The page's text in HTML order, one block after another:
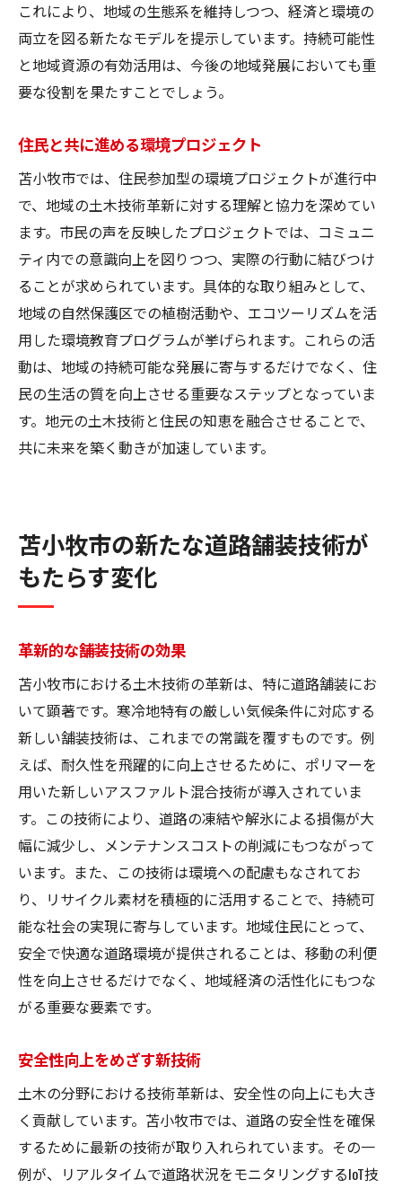
これにより、地域の生態系を維持しつつ、経済と環境の
両立を図る新たなモデルを提示しています。持続可能性
と地域資源の有効活用は、今後の地域発展においても重
要な役割を果たすことでしょう。
住民と共に進める環境プロジェクト
苫小牧市では、住民参加型の環境プロジェクトが進行中
で、地域の土木技術革新に対する理解と協力を深めてい
ます。市民の声を反映したプロジェクトでは、コミュニ
ティ内での意識向上を図りつつ、実際の行動に結びつけ
ることが求められています。具体的な取り組みとして、
地域の自然保護区での植樹活動や、エコツーリズムを活
用した環境教育プログラムが挙げられます。これらの活
動は、地域の持続可能な発展に寄与するだけでなく、住
民の生活の質を向上させる重要なステップとなっていま
す。地元の土木技術と住民の知恵を融合させることで、
共に未来を築く動きが加速しています。
苫小牧市の新たな道路舗装技術が
もたらす変化
革新的な舗装技術の効果
苫小牧市における土木技術の革新は、特に道路舗装にお
いて顕著です。寒冷地特有の厳しい気候条件に対応する
新しい舗装技術は、これまでの常識を覆すものです。例
えば、耐久性を飛躍的に向上させるために、ポリマーを
用いた新しいアスファルト混合技術が導入されていま
す。この技術により、道路の凍結や解氷による損傷が大
幅に減少し、メンテナンスコストの削減にもつながって
います。また、この技術は環境への配慮もなされてお
り、リサイクル素材を積極的に活用することで、持続可
能な社会の実現に寄与しています。地域住民にとって、
安全で快適な道路環境が提供されることは、移動の利便
性を向上させるだけでなく、地域経済の活性化にもつな
がる重要な要素です。
安全性向上をめざす新技術
土木の分野における技術革新は、安全性の向上にも大き
く貢献しています。苫小牧市では、道路の安全性を確保
するために最新の技術が取り入れられています。その一
例が、リアルタイムで道路状況をモニタリングするIoT技